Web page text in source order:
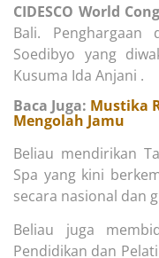
CIDESCO World
Bali. Penghargaan
Soedibyo yang
Kusuma Ida Anjani .
Baca Juga: Mustika
Mengolah Jamu
Beliau mendirikan
Spa yang kini
secara nasional dan
Beliau juga
Pendidikan dan